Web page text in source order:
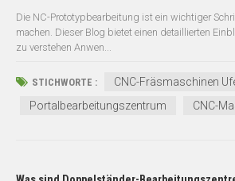
Die NC-Prototypbearbeitung ist ein wichtiger
machen. Dieser Blog bietet einen detaillierten
zu verstehen Anwen...
STICHWORTE : CNC-Fräsmaschinen
Portalbearbeitungszentrum
CNC-